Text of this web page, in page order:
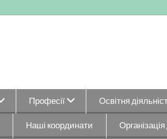
Професії Освітня
Наші координати